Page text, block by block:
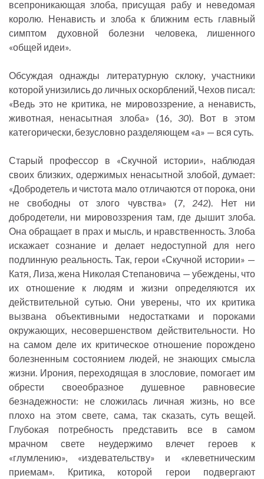
всепроникающая злоба, присущая рабу и неведомая
королю. Ненависть и злоба к ближним есть главный
симптом духовной болезни человека, лишенного
«общей идеи».
Обсуждая однажды литературную склоку, участники
которой унизились до личных оскорблений, Чехов писал:
«Ведь это не критика, не мировоззрение, а ненависть,
животная, ненасытная злоба» (16, 30). Вот в этом
категорически, безусловно разделяющем «а» — вся суть.
Старый профессор в «Скучной истории», наблюдая
своих близких, одержимых ненасытной злобой, думает:
«Добродетель и чистота мало отличаются от порока, они
не свободны от злого чувства» (7, 242). Нет ни
добродетели, ни мировоззрения там, где дышит злоба.
Она обращает в прах и мысль, и нравственность. Злоба
искажает сознание и делает недоступной для него
подлинную реальность. Так, герои «Скучной истории» —
Катя, Лиза, жена Николая Степановича — убеждены, что
их отношение к людям и жизни определяются их
действительной сутью. Они уверены, что их критика
вызвана объективными недостатками и пороками
окружающих, несовершенством действительности. Но
на самом деле их критическое отношение порождено
болезненным состоянием людей, не знающих смысла
жизни. Ирония, переходящая в злословие, помогает им
обрести своеобразное душевное равновесие
безнадежности: не сложилась личная жизнь, но все
плохо на этом свете, сама, так сказать, суть вещей.
Глубокая потребность представить все в самом
мрачном свете неудержимо влечет героев к
«глумлению», «издевательству» и «клеветническим
приемам». Критика, которой герои подвергают